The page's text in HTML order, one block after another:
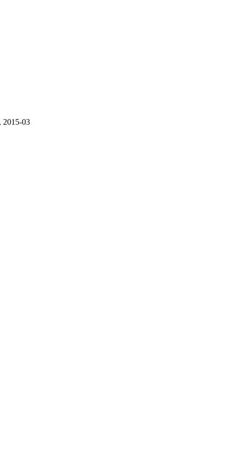
2015-03